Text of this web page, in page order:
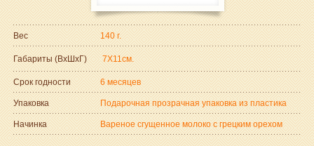
Вес 140 г.
Габариты (ВxШxГ) 7Х11см.
Срок годности 6 месяцев
Упаковка Подарочная прозрачная упаковка из пластика
Начинка Вареное сгущенное молоко с грецким орехом